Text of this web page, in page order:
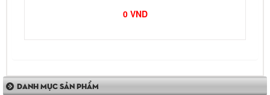
0 VND
DANH MỤC SẢN PHẨM